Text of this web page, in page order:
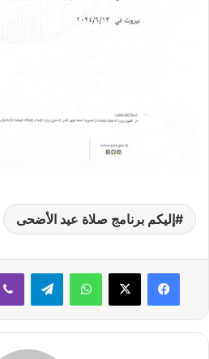
إليكم برنامج صلاة عيد الأضحى
واتساب تيلقرام